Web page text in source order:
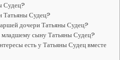
Судец?
Татьяны Судец?
дочери Татьяны Судец?
младшему сыну Татьяны Судец?
есть у Татьяны Судец вместе